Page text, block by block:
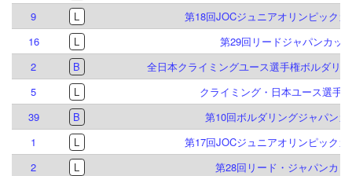
9
L
第18回JOCジュニアオリンピックカ
16
L
第29回リードジャパンカッ
2
B
全日本クライミングユース選手権ボルダリ
5
L
クライミング・日本ユース選手
39
B
第10回ボルダリングジャパンカ
1
L
第17回JOCジュニアオリンピックカ
2
L
第28回リード・ジャパンカッ